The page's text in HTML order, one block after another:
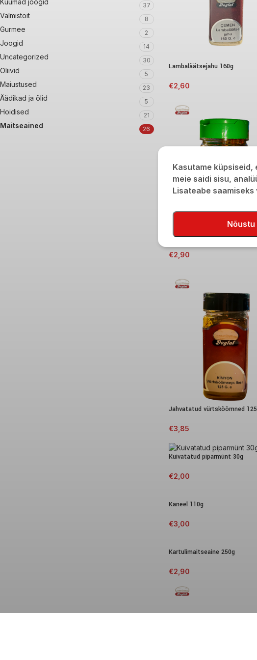
Kuumad joogid 37
Valmistoit 8
Gurmee 2
Joogid 14
Uncategorized 30
Oliivid 5
Maiustused 23
Äädikad ja õlid 5
Hoidised 21
Maitseained 26
Lambaläätsejahu 160g
€2,60
Maitseainesegu lihale 100g
€2,90
Jahvatatud vürtsköömned
€3,85
Kuivatatud piparmünt 30g
€2,00
Kaneel 110g
€3,00
Kartulimaitseaine 250g
€2,90
Kasutame
meie saidi sisu,
Lisateabe saamiseks
Nõustu